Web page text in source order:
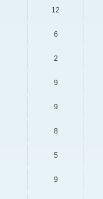
12
6
2
9
9
8
5
9